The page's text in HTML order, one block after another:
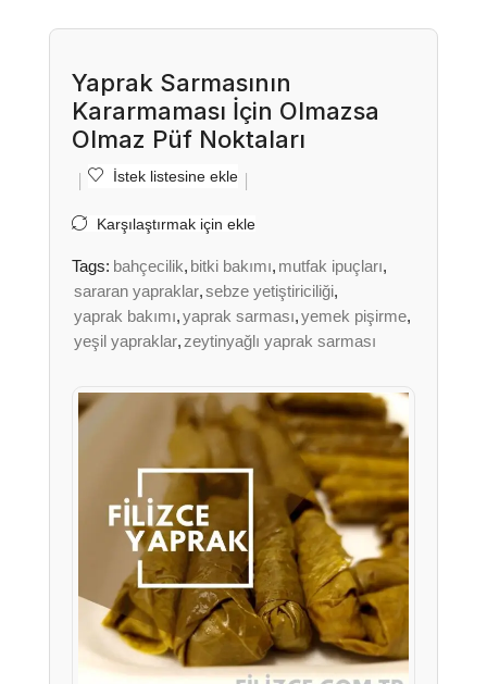
Yaprak Sarmasının
Kararmaması İçin Olmazsa
Olmaz Püf Noktaları
İstek listesine ekle
Karşılaştırmak için ekle
Tags: bahçecilik, bitki bakımı, mutfak ipuçları,
sararan yapraklar,sebze yetiştiriciliği,
yaprak bakımı,yaprak sarması,yemek pişirme,
yeşil yapraklar, zeytinyağlı yaprak sarması